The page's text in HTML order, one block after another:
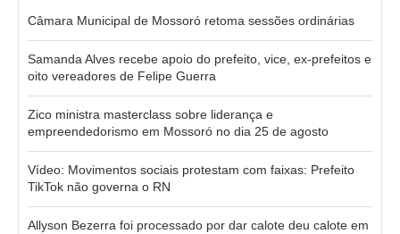
Câmara Municipal de Mossoró retoma sessões ordinárias
Samanda Alves recebe apoio do prefeito, vice, ex-prefeitos e
oito vereadores de Felipe Guerra
Zico ministra masterclass sobre liderança e
empreendedorismo em Mossoró no dia 25 de agosto
Vídeo: Movimentos sociais protestam com faixas: Prefeito
TikTok não governa o RN
Allyson Bezerra foi processado por dar calote deu calote em